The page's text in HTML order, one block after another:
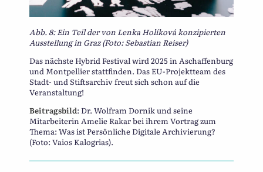
Abb. 8: Ein Teil der von Lenka Holíková konzipierten
Ausstellung in Graz (Foto: Sebastian Reiser)
Das nächste Hybrid Festival wird 2025 in Aschaffenburg
und Montpellier stattfinden. Das EU-Projektteam des
Stadt- und Stiftsarchiv freut sich schon auf die
Veranstaltung!
Beitragsbild: Dr. Wolfram Dornik und seine
Mitarbeiterin Amelie Rakar bei ihrem Vortrag zum
Thema: Was ist Persönliche Digitale Archivierung?
(Foto: Vaios Kalogrias).